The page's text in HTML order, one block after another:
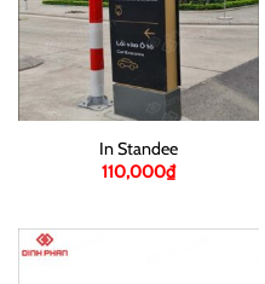
In Standee
110,000₫